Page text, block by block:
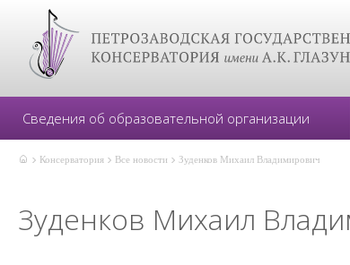
Сведения об образовательной организации
Консерватория Все новости Зуденков Михаил Владимирович
Зуденков Михаил